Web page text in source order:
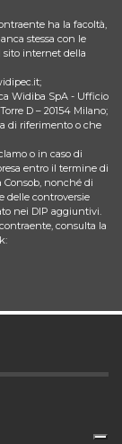
ha la facoltà,
stessa con le
sito internet della
Widiba SpA - Ufficio
D – 20154 Milano;
di riferimento o che
o in caso di
entro il termine di
Consob, nonché di
delle controversie
nei DIP aggiuntivi.
consulta la